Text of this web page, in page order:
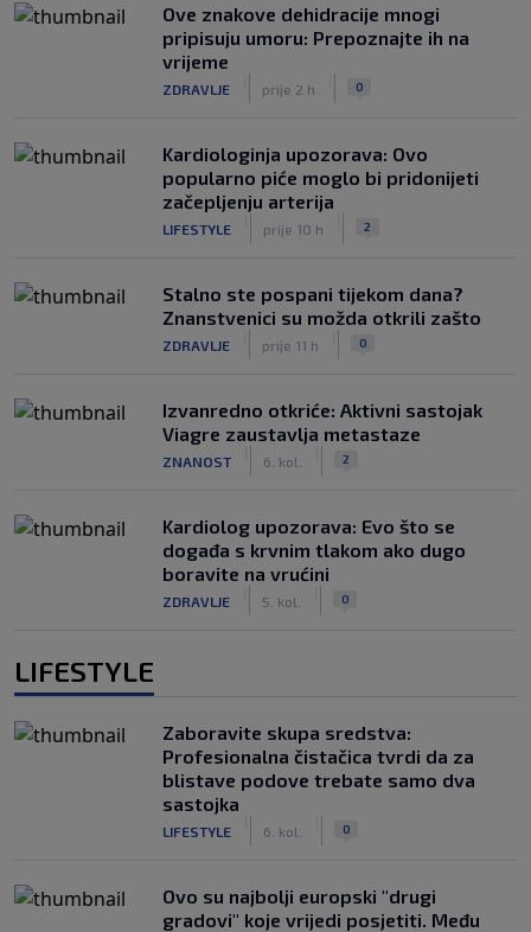
Ove znakove dehidracije mnogi
pripisuju umoru: Prepoznajte ih na
vrijeme
ZDRAVLJE prije 2 h 0
Kardiologinja upozorava: Ovo
popularno piće moglo bi pridonijeti
začepljenju arterija
LIFESTYLE prije 10 h 2
Stalno ste pospani tijekom dana?
Znanstvenici su možda otkrili zašto
ZDRAVLJE prije 11 h 0
Izvanredno otkriće: Aktivni sastojak
Viagre zaustavlja metastaze
ZNANOST 6. kol. 2
Kardiolog upozorava: Evo što se
događa s krvnim tlakom ako dugo
boravite na vrućini
ZDRAVLJE 5. kol. 0
LIFESTYLE
Zaboravite skupa sredstva:
Profesionalna čistačica tvrdi da za
blistave podove trebate samo dva
sastojka
LIFESTYLE 6. kol. 0
Ovo su najbolji europski "drugi
gradovi" koje vrijedi posjetiti. Među